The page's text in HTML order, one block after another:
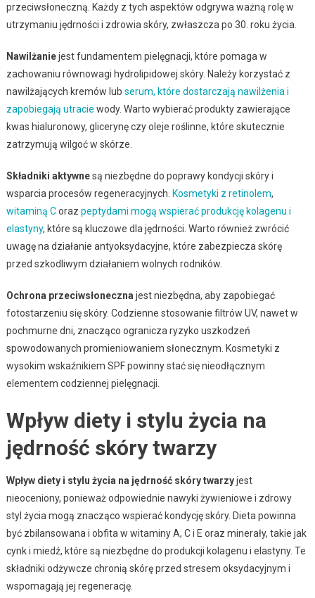
przeciwsłoneczną. Każdy z tych aspektów odgrywa ważną rolę w
utrzymaniu jędrności i zdrowia skóry, zwłaszcza po 30. roku życia.
Nawilżaniejest fundamentem pielęgnacji, które pomaga w
zachowaniu równowagi hydrolipidowej skóry. Należy korzystać z
nawilżających kremów lub serum, które dostarczają nawilżenia i
zapobiegają utracie wody. Warto wybierać produkty zawierające
kwas hialuronowy, glicerynę czy oleje roślinne, które skutecznie
zatrzymują wilgoć w skórze.
Składniki aktywnesą niezbędne do poprawy kondycji skóry i
wsparcia procesów regeneracyjnych. Kosmetyki z retinolem,
witaminą Coraz peptydami mogą wspierać produkcję kolagenu i
elastyny, które są kluczowe dla jędrności. Warto również zwrócić
uwagę na działanie antyoksydacyjne, które zabezpiecza skórę
przed szkodliwym działaniem wolnych rodników.
Ochrona przeciwsłoneczna jest niezbędna, aby zapobiegać
fotostarzeniu się skóry. Codzienne stosowanie filtrów UV, nawet w
pochmurne dni, znacząco ogranicza ryzyko uszkodzeń
spowodowanych promieniowaniem słonecznym. Kosmetyki z
wysokim wskaźnikiem SPF powinny stać się nieodłącznym
elementem codziennej pielęgnacji.
Wpływ diety i stylu życia na
jędrność skóry twarzy
Wpływ diety i stylu życia na jędrność skóry twarzyjest
nieoceniony, ponieważ odpowiednie nawyki żywieniowe i zdrowy
styl życia mogą znacząco wspierać kondycję skóry. Dieta powinna
być zbilansowana i obfita w witaminy A, C i E oraz minerały, takie jak
cynk i miedź, które są niezbędne do produkcji kolagenu i elastyny. Te
składniki odżywcze chronią skórę przed stresem oksydacyjnym i
wspomagają jej regenerację.